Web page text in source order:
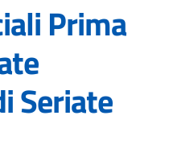
Prima
Seriate